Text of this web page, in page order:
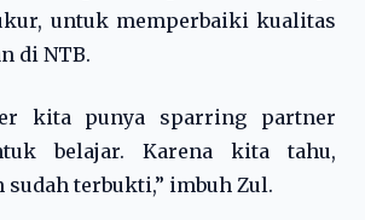
untuk memperbaiki kualitas
di NTB.
kita punya sparring partner
belajar. Karena kita tahu,
terbukti,” imbuh Zul.